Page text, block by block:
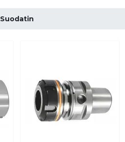
Suodatin